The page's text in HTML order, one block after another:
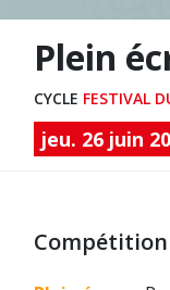
Plein
CYCLE FESTIVAL
jeu. 26 juin